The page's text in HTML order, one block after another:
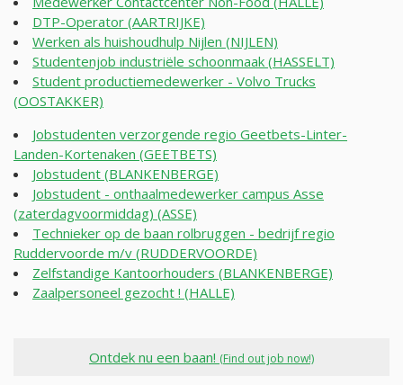
DTP-Operator (AARTRIJKE)
Werken als huishoudhulp Nijlen (NIJLEN)
Studentenjob industriële schoonmaak (HASSELT)
Student productiemedewerker - Volvo Trucks
(OOSTAKKER)
Jobstudenten verzorgende regio Geetbets-Linter-
Landen-Kortenaken (GEETBETS)
Jobstudent (BLANKENBERGE)
Jobstudent - onthaalmedewerker campus Asse
(zaterdagvoormiddag) (ASSE)
Technieker op de baan rolbruggen - bedrijf regio
Ruddervoorde m/v (RUDDERVOORDE)
Zelfstandige Kantoorhouders (BLANKENBERGE)
Zaalpersoneel gezocht ! (HALLE)
Ontdek nu een baan! (Find out job now!)